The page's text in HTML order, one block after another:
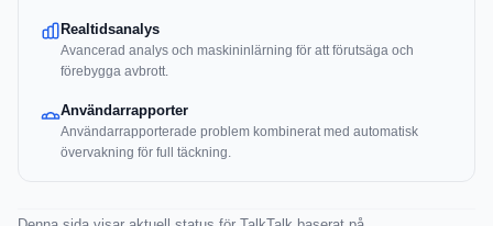
Realtidsanalys
Avancerad analys och maskininlärning för att förutsäga och
förebygga avbrott.
Användarrapporter
Användarrapporterade problem kombinerat med automatisk
övervakning för full täckning.